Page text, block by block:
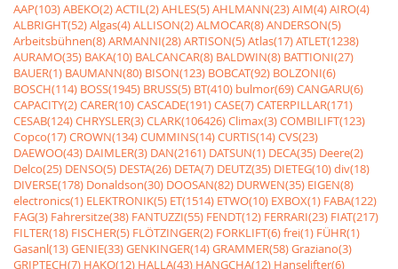
AAP(103)ABEKO(2)ACTIL(2)AHLES(5)AHLMANN(23)AIM(4)AIRO(4)
ALBRIGHT(52)Algas(4)ALLISON(2)ALMOCAR(8)ANDERSON(5)
Arbeitsbühnen(8)ARMANNI(28)ARTISON(5)Atlas(17)ATLET(1238)
AURAMO(35) BAKA(10) BALCANCAR(8) BALDWIN(8) BATTIONI(27)
BAUER(1) BAUMANN(80) BISON(123) BOBCAT(92) BOLZONI(6)
BOSCH(114) BOSS(1945) BRUSS(5) BT(410) bulmor(69)CANGARU(6)
CAPACITY(2)CARER(10)CASCADE(191)CASE(7)CATERPILLAR(171)
CESAB(124)CHRYSLER(3)CLARK(106426)Climax(3)COMBILIFT(123)
Copco(17)CROWN(134)CUMMINS(14)CURTIS(14)CVS(23)
DAEWOO(43) DAIMLER(3) DAN(2161) DATSUN(1) DECA(35) Deere(2)
Delco(25) DENSO(5) DESTA(26) DETA(7) DEUTZ(35) DIETEG(10)div(18)
DIVERSE(178) Donaldson(30) DOOSAN(82) DURWEN(35) EIGEN(8)
electronics(1) ELEKTRONIK(5) ET(1514) ETWO(10) EXBOX(1) FABA(122)
FAG(3) Fahrersitze(38) FANTUZZI(55) FENDT(12) FERRARI(23) FIAT(217)
FILTER(18) FISCHER(5) FLÖTZINGER(2) FORKLIFT(6)frei(1) FÜHR(1)
Gasanl(13)GENIE(33)GENKINGER(14)GRAMMER(58)Graziano(3)
GRIPTECH(7) HAKO(12) HALLA(43) HANGCHA(12) Hanselifter(6)